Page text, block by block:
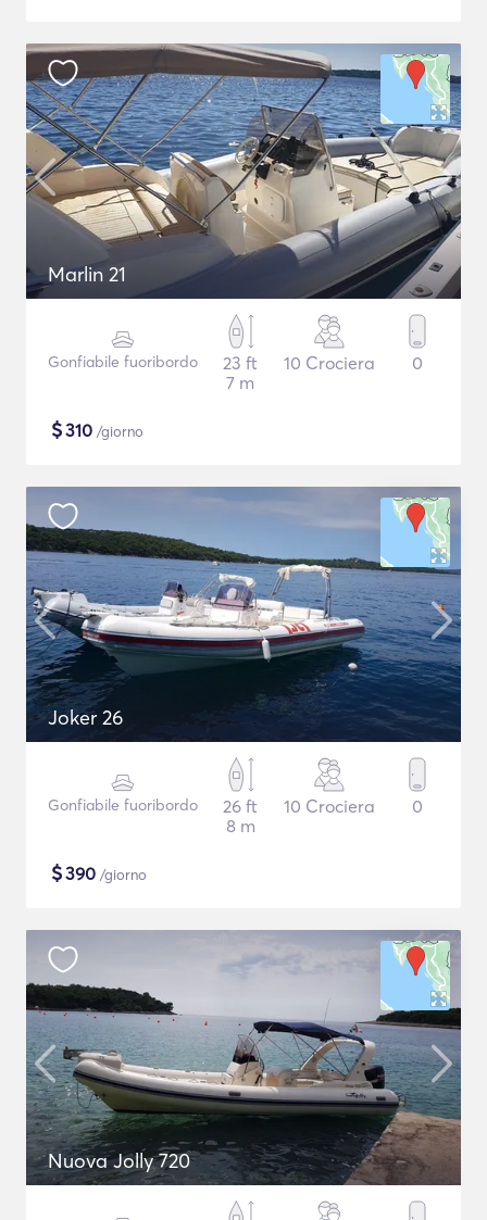
Marlin 21
Gonfiabile fuoribordo
23 ft
7 m
10 Crociera 0
$310 /giorno
Joker 26
Gonfiabile fuoribordo
26 ft
8 m
10 Crociera 0
$390 /giorno
Nuova Jolly 720